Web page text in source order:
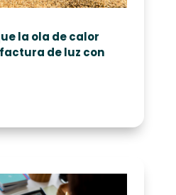
la ola de calor
de luz con